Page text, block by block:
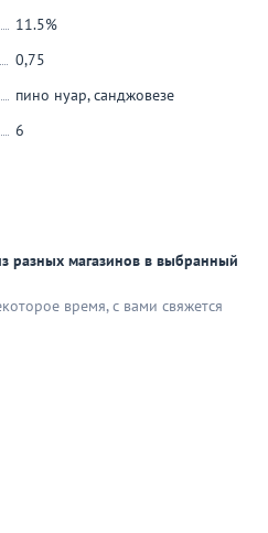
11.5%
0,75
пино нуар,санджовезе
6
разных магазинов в выбранный
время, с вами свяжется